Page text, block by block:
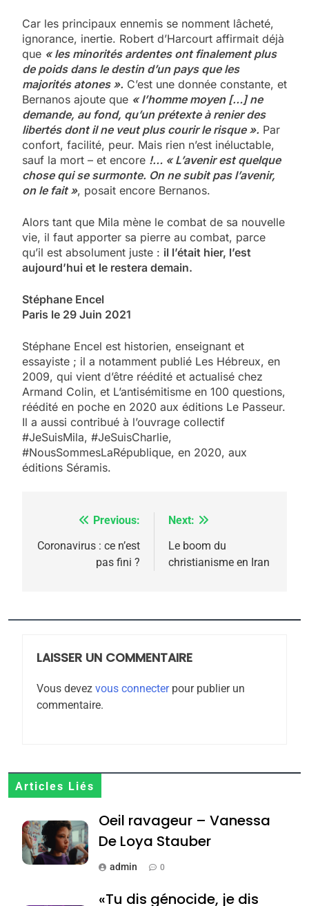
Car les principaux ennemis se nomment lâcheté,
ignorance, inertie. Robert d’Harcourt affirmait déjà
que « les minorités ardentes ont finalement plus
de poids dans le destin d’un pays que les
majorités atones ». C’est une donnée constante, et
Bernanos ajoute que « l’homme moyen […] ne
demande, au fond, qu’un prétexte à renier des
libertés dont il ne veut plus courir le risque ». Par
confort, facilité, peur. Mais rien n’est inéluctable,
sauf la mort – et encore !… « L’avenir est quelque
chose qui se surmonte. On ne subit pas l’avenir,
on le fait », posait encore Bernanos.
Alors tant que Mila mène le combat de sa nouvelle
vie, il faut apporter sa pierre au combat, parce
qu’il est absolument juste : il l’était hier, l’est
aujourd’hui et le restera demain.
Stéphane Encel
Paris le 29 Juin 2021
Stéphane Encel est historien, enseignant et
essayiste ; il a notamment publié Les Hébreux, en
2009, qui vient d’être réédité et actualisé chez
Armand Colin, et L’antisémitisme en 100 questions,
réédité en poche en 2020 aux éditions Le Passeur.
Il a aussi contribué à l’ouvrage collectif
#JeSuisMila, #JeSuisCharlie,
#NousSommesLaRépublique, en 2020, aux
éditions Séramis.
Navigation
de
Previous:
Coronavirus : ce n’est
pas fini ?
Next:
Le boom du
christianisme en Iran
LAISSER UN COMMENTAIRE
Vous devez vous connecterpour publier un
commentaire.
Articles Liés
Oeil ravageur – Vanessa
De Loya Stauber
admin 0
«Tu dis génocide, je dis
2025, l’année la plus
meurtrière selon le
rapport d’ADL contre
FRANCE ISRAÉL
FIÈRE, DIGNE ET RÉSILIENTE :
MA JUDAÏTE par Thérèse
ISRAÉL JUDAISME
7
8
Tafraout, le miel de Tadla
Azilal consacrés produits
du terroir
DAFINA MAROC
Oeil ravageur – Vanessa